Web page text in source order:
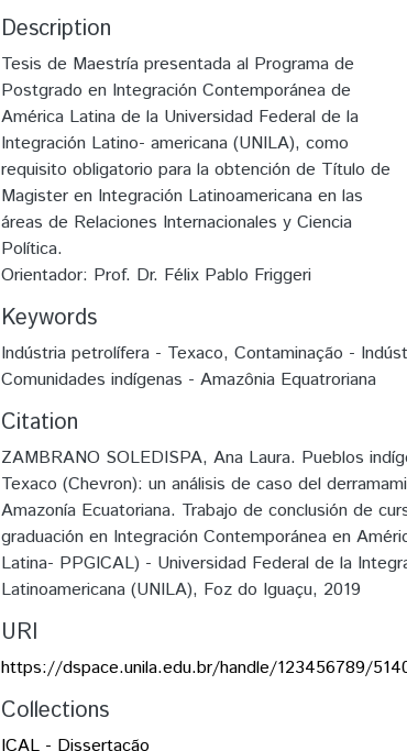
Description
Tesis de Maestría presentada al Programa de
Postgrado en Integración Contemporánea de
América Latina de la Universidad Federal de la
Integración Latino- americana (UNILA), como
requisito obligatorio para la obtención de Título de
Magister en Integración Latinoamericana en las
áreas de Relaciones Internacionales y Ciencia
Política.
Orientador: Prof. Dr. Félix Pablo Friggeri
Keywords
Indústria petrolífera - Texaco, Contaminação -
Comunidades indígenas - Amazônia Equatroriana
Citation
ZAMBRANO SOLEDISPA, Ana Laura. Pueblos
Texaco (Chevron): un análisis de caso del
Amazonía Ecuatoriana. Trabajo de conclusión de
graduación en Integración Contemporánea en
Latina- PPGICAL) - Universidad Federal de la
Latinoamericana (UNILA), Foz do Iguaçu, 2019
URI
https://dspace.unila.edu.br/handle/123456789/
Collections